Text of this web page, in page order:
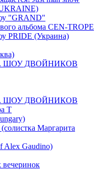
"GRAND"
альбома CEN-TROPE
PRIDE (Украина)
ШОУ ДВОЙНИКОВ
ШОУ ДВОЙНИКОВ
Т
Маргарита
Alex Gaudino)